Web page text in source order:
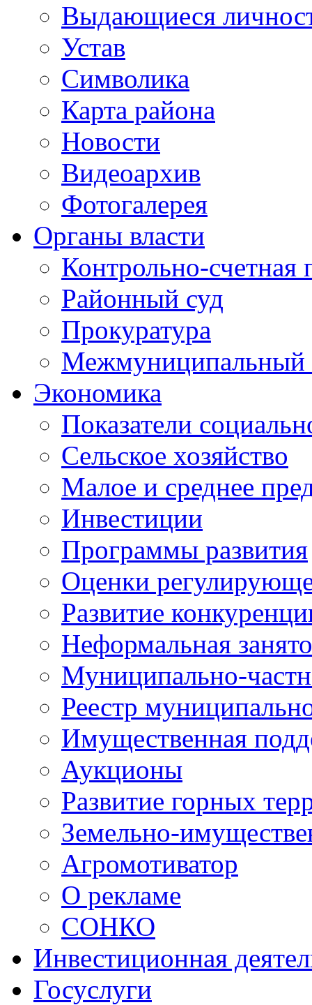
Выдающиеся
Устав
Символика
Карта района
Новости
Видеоархив
Фотогалерея
Органы власти
Контрольно-счетная
Районный суд
Прокуратура
Межмуниципальный
Экономика
Показатели
Сельское хозяйство
Малое и среднее
Инвестиции
Программы развития
Оценки
Развитие
Неформальная
Муниципально-
Реестр
Имущественная
Аукционы
Развитие горных
Земельно-
Агромотиватор
О рекламе
СОНКО
Инвестиционная
Госуслуги